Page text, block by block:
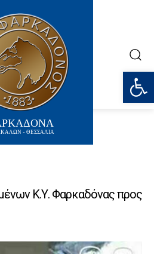
- ΘΕΣΣΑΛΙΑ
Κ.Υ. Φαρκαδόνας προς